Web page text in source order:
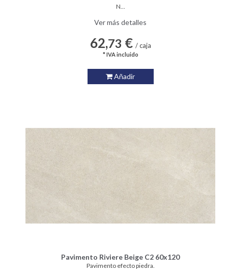
N...
Ver más detalles
62,73 € / caja
* IVA incluido
Añadir
Pavimento Riviere Beige C2 60x120
Pavimento efecto piedra.